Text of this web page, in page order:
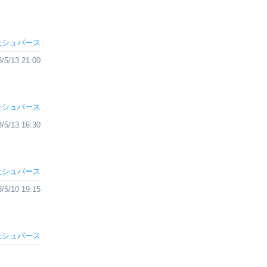
ュパース
5/13 21:00
ュパース
5/13 16:30
ュパース
5/10 19:15
ュパース